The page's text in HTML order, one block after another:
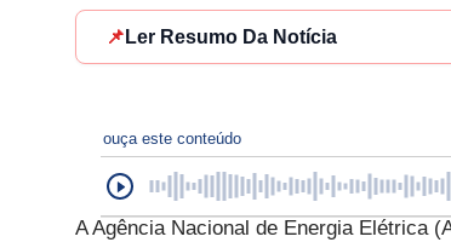
📌 Ler Resumo Da Notícia
ouça este conteúdo
A Agência Nacional de Energia Elétrica